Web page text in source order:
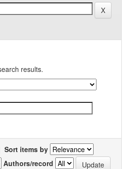
results.
Sort items by
Authors/record